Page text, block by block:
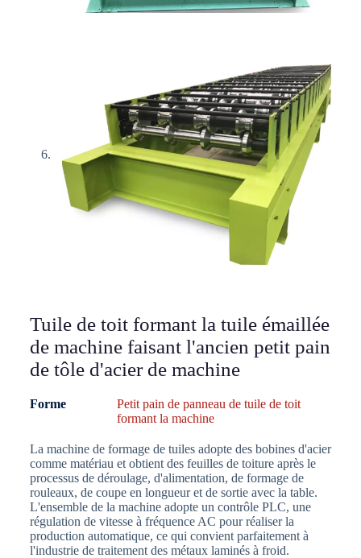
Tuile de toit formant la tuile émaillée
de machine faisant l'ancien petit pain
de tôle d'acier de machine
Forme
Petit pain de panneau de tuile de toit
formant la machine
La machine de formage de tuiles adopte des bobines d'acier
comme matériau et obtient des feuilles de toiture après le
processus de déroulage, d'alimentation, de formage de
rouleaux, de coupe en longueur et de sortie avec la table.
L'ensemble de la machine adopte un contrôle PLC, une
régulation de vitesse à fréquence AC pour réaliser la
production automatique, ce qui convient parfaitement à
l'industrie de traitement des métaux laminés à froid.